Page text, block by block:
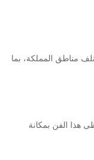
مناطق المملكة، بما
هذا الفن بمكانة